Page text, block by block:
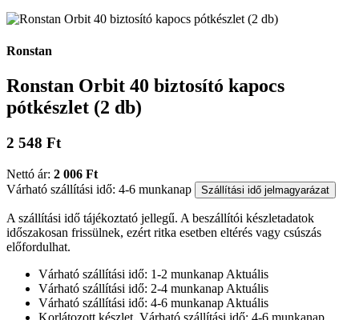
Ronstan
Ronstan Orbit 40 biztosító kapocs
pótkészlet (2 db)
2 548 Ft
Nettó ár: 2 006 Ft
Várható szállítási idő: 4-6 munkanap
Szállítási idő jelmagyarázat
A szállítási idő tájékoztató jellegű. A beszállítói készletadatok
időszakosan frissülnek, ezért ritka esetben eltérés vagy csúszás
előfordulhat.
Várható szállítási idő: 1-2 munkanap Aktuális
Várható szállítási idő: 2-4 munkanap Aktuális
Várható szállítási idő: 4-6 munkanap Aktuális
Korlátozott készlet. Várható szállítási idő: 4-6 munkanap